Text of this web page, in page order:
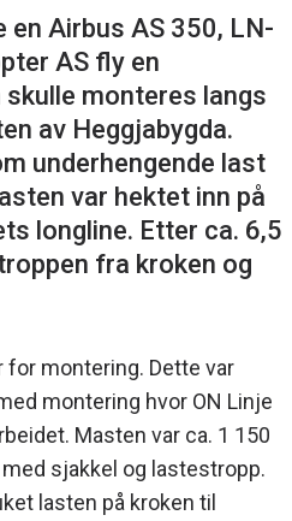
Airbus AS 350, LN-
AS fly en
monteres langs
av Heggjabygda.
underhengende last
var hektet inn på
longline. Etter ca. 6,5
fra kroken og
for montering. Dette var
montering hvor ON Linje
Masten var ca. 1 150
sjakkel og lastestropp.
lasten på kroken til